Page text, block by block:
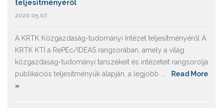
teljesítményéről
2020.05.07.
A KRTK Közgazdaság-tudományi Intézet teljesítményéről A
KRTK KTI a RePEc/IDEAS rangsorában, amely a világ
közgazdaság-tudományi tanszékeit és intézeteit rangsorolja
publikációs teljesítményük alapján, a legjobb ...
Read More
»